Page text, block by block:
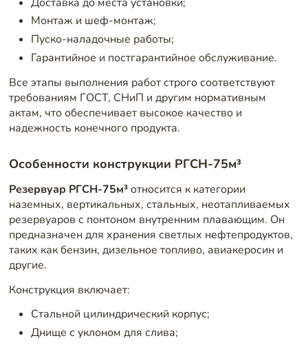
Монтаж и шеф-монтаж;
Пуско-наладочные работы;
Гарантийное и постгарантийное обслуживание.
Все этапы выполнения работ строго соответствуют
требованиям ГОСТ, СНиП и другим нормативным
актам, что обеспечивает высокое качество и
надежность конечного продукта.
Особенности конструкции РГСН-75м³
Резервуар РГСН-75м³относится к категории
наземных, вертикальных, стальных, неотапливаемых
резервуаров с понтоном внутренним плавающим. Он
предназначен для хранения светлых нефтепродуктов,
таких как бензин, дизельное топливо, авиакеросин и
другие.
Конструкция включает:
Стальной цилиндрический корпус;
Днище с уклоном для слива;